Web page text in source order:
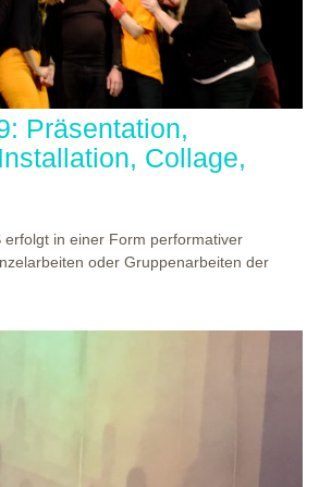
Präsentation,
Collage,
erfolgt in einer Form performativer
oder Gruppenarbeiten der
zu erleben. Die Studierenden des
uns über Begegnungen und